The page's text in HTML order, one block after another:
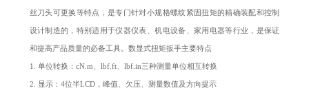
丝刀头可更换等特点，是专门针对小规格螺纹紧固扭矩的精确装配和控制
设计制造的，特别适用于仪器仪表、机电设备、家用电器等行业，是保证
和提高产品质量的必备工具。数显式扭矩扳手主要特点
1. 单位转换：cN.m、lbf.ft、lbf.in三种测量单位相互转换
2. 显示：4位半LCD，峰值、欠压、测量数值及方向提示